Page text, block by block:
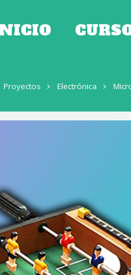
Proyectos Electrónica